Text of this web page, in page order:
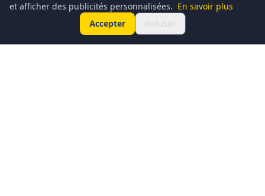
et afficher des publicités personnalisées. En savoir plus
Accepter
Refuser